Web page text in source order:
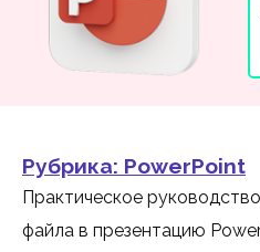
Рубрика: PowerPoint
Практическое
файла в презентацию